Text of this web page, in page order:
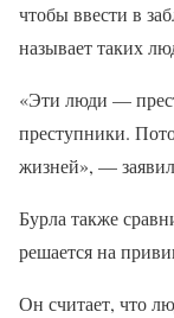
чтобы ввести в
называет таких
«Эти люди —
преступники.
жизней», — заявил
Бурла также
решается на
Он считает, что